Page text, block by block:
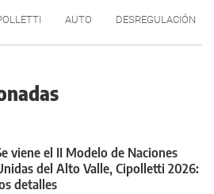
AUTO DESREGULACIÓN
viene el II Modelo de Naciones
del Alto Valle, Cipolletti 2026:
detalles